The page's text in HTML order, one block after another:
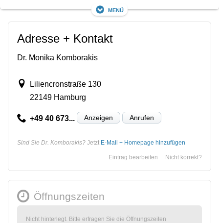
Menü
Adresse + Kontakt
Dr. Monika Komborakis
Liliencronstraße 130
22149 Hamburg
+49 40 673... Anzeigen Anrufen
Sind Sie Dr. Komborakis? Jetzt E-Mail + Homepage hinzufügen
Nicht korrekt?
Eintrag bearbeiten
Öffnungszeiten
Nicht hinterlegt. Bitte erfragen Sie die Öffnungszeiten